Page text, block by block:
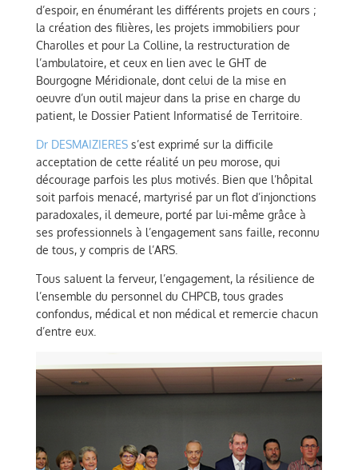
d’espoir, en énumérant les différents projets en cours ;
la création des filières, les projets immobiliers pour
Charolles et pour La Colline, la restructuration de
l’ambulatoire, et ceux en lien avec le GHT de
Bourgogne Méridionale, dont celui de la mise en
oeuvre d’un outil majeur dans la prise en charge du
patient, le Dossier Patient Informatisé de Territoire.
Dr DESMAIZIERESs’est exprimé sur la difficile
acceptation de cette réalité un peu morose, qui
décourage parfois les plus motivés. Bien que l’hôpital
soit parfois menacé, martyrisé par un flot d’injonctions
paradoxales, il demeure, porté par lui-même grâce à
ses professionnels à l’engagement sans faille, reconnu
de tous, y compris de l’ARS.
Tous saluent la ferveur, l’engagement, la résilience de
l’ensemble du personnel du CHPCB, tous grades
confondus, médical et non médical et remercie chacun
d’entre eux.